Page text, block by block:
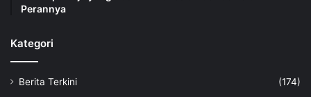
Perannya
Kategori
Berita Terkini
(174)